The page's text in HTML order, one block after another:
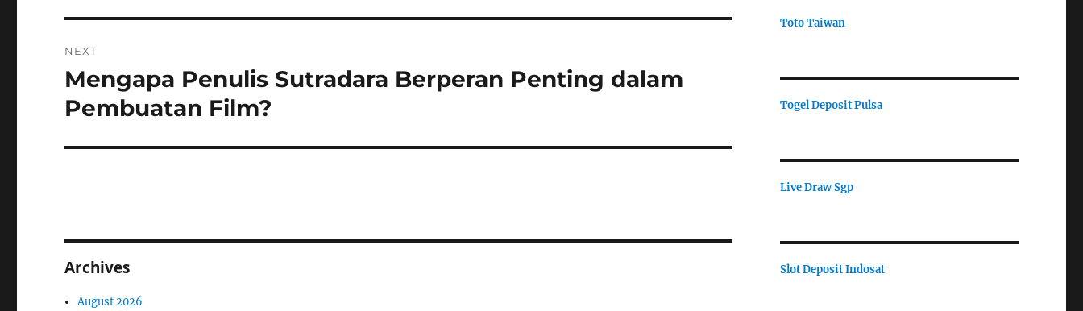
NEXT
Next
post:
Mengapa Penulis Sutradara Berperan Penting dalam
Pembuatan Film?
Archives
August 2026
Toto Taiwan
Togel Deposit Pulsa
Live Draw Sgp
Slot Deposit Indosat